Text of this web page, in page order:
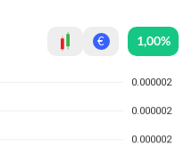
€ 1,00%